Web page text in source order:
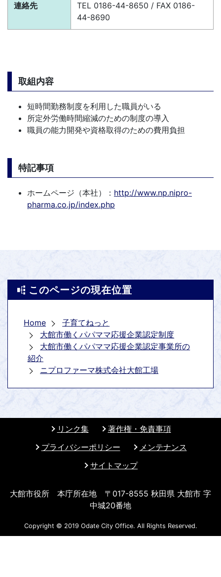
連絡先
TEL 0186-44-8650 / FAX 0186-
44-8690
取組内容
短時間勤務制度を利用した職員がいる
所定外労働時間縮減のための制度の導入
職員の能力開発や資格取得のための費用負担
特記事項
ホームページ（本社）： http://www.np.nipro-
pharma.co.jp/index.php
このページの現在位置
Home
子育てねっと
大館市働くパパママ応援企業認定制度
大館市働くパパママ応援企業認定事業所の
紹介
ニプロファーマ株式会社大館工場
リンク集
著作権・免責事項
プライバシーポリシー
メンテナンス
サイトマップ
大館市役所 本庁所在地 〒017-8555 秋田県 大館市 字
中城20番地
Copyright © 2019 Odate City Office. All Rights Reserved.